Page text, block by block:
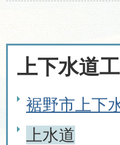
上下水道
裾野市上下
上水道